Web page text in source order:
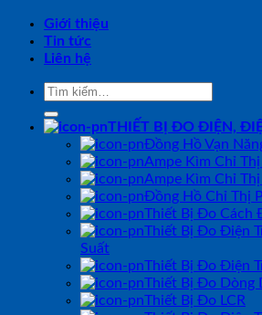
Giới thiệu
Tin tức
Liên hệ
Tìm
kiếm:
THIẾT BỊ ĐO ĐIỆN,
Đồng Hồ Vạn
Ampe Kìm Chỉ Thị
Ampe Kìm Chỉ
Đồng Hồ Chỉ Thị
Thiết Bị Đo Cách
Thiết Bị Đo Điện
Suất
Thiết Bị Đo Điện
Thiết Bị Đo Dòng
Thiết Bị Đo LCR